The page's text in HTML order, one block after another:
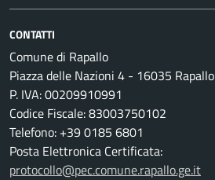
CONTATTI
Comune di Rapallo
Piazza delle Nazioni 4 - 16035 Rapallo
P. IVA: 00209910991
Codice Fiscale: 83003750102
Telefono: +39 0185 6801
Posta Elettronica Certificata:
protocollo@pec.comune.rapallo.ge.it